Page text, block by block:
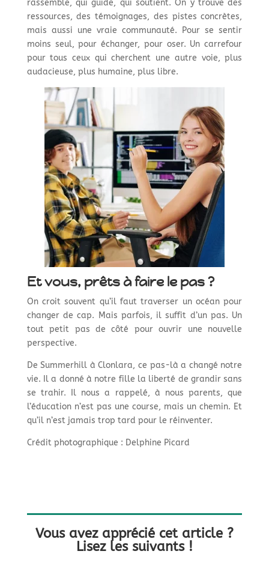
rassemble, qui guide, qui soutient. On y trouve des
ressources, des témoignages, des pistes concrètes,
mais aussi une vraie communauté. Pour se sentir
moins seul, pour échanger, pour oser. Un carrefour
pour tous ceux qui cherchent une autre voie, plus
audacieuse, plus humaine, plus libre.
Et vous, prêts à faire le pas ?
On croit souvent qu’il faut traverser un océan pour
changer de cap. Mais parfois, il suffit d’un pas. Un
tout petit pas de côté pour ouvrir une nouvelle
perspective.
De Summerhill à Clonlara, ce pas-là a changé notre
vie. Il a donné à notre fille la liberté de grandir sans
se trahir. Il nous a rappelé, à nous parents, que
l’éducation n’est pas une course, mais un chemin. Et
qu’il n’est jamais trop tard pour le réinventer.
Crédit photographique : Delphine Picard
Vous avez apprécié cet article ?
Lisez les suivants !